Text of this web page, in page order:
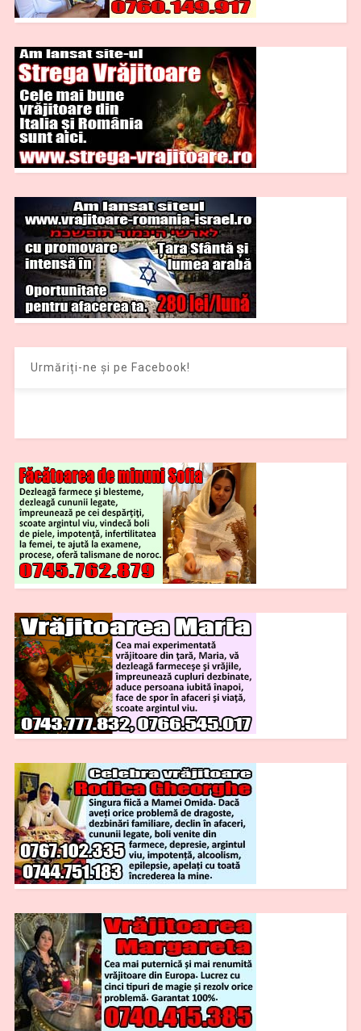
Urmăriți-ne și pe Facebook!